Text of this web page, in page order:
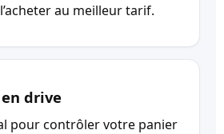
au meilleur tarif.
drive
pour contrôler votre panier